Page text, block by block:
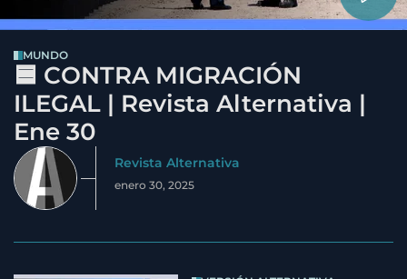
MUNDO
🟦 CONTRA MIGRACIÓN
ILEGAL | Revista Alternativa |
Ene 30
Revista Alternativa
enero 30, 2025